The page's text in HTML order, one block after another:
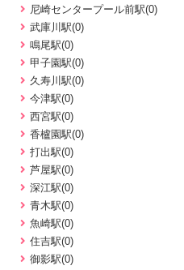
尼崎センタープール前駅(0)
武庫川駅(0)
鳴尾駅(0)
甲子園駅(0)
久寿川駅(0)
今津駅(0)
西宮駅(0)
香櫨園駅(0)
打出駅(0)
芦屋駅(0)
深江駅(0)
青木駅(0)
魚崎駅(0)
住吉駅(0)
御影駅(0)